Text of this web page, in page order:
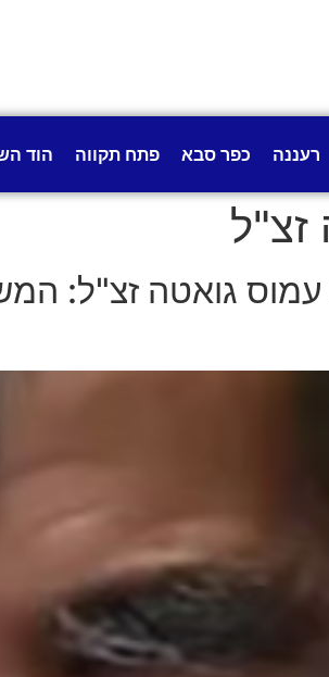
רעננה כפר סבא פתח תקווה הוד
זצ"ל
גואטה זצ"ל: